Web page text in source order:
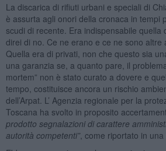
La discarica di rifiuti urbani e speciali di
è assurta agli onori della cronaca in tempi
scudi di recente. Era indispensabile quella
direi di no. Ce ne erano e ce ne sono altre
Quella era di privati, non che questo sia
una garanzia se, a quanto pare, il
mortem” non è stato curato a dovere e
tempo, costituisce ancora un rischio
dell’Arpat. L’ Agenzia regionale per la
Toscana ha svolto in proposito
prodotto segnalazioni di carattere
autorità competenti”, come riportato in una